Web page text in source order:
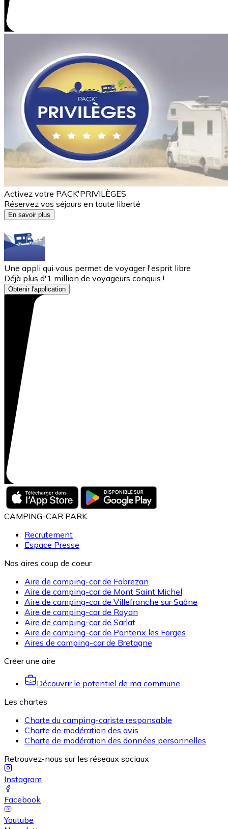
Activez votre PACK'PRIVILÈGES
Réservez vos séjours en toute liberté
En savoir plus
Une appli qui vous permet de voyager l'esprit libre
Déjà plus d'1 million de voyageurs conquis !
Obtenir l'application
CAMPING-CAR PARK
Recrutement
Espace Presse
Nos aires coup de coeur
Aire de camping-car de Fabrezan
Aire de camping-car de Mont Saint Michel
Aire de camping-car de Villefranche sur Saône
Aire de camping-car de Royan
Aire de camping-car de Sarlat
Aire de camping-car de Pontenx les Forges
Aires de camping-car de Bretagne
Créer une aire
Découvrir le potentiel de ma commune
Les chartes
Charte du camping-cariste responsable
Charte de modération des avis
Charte de modération des données personnelles
Retrouvez-nous sur les réseaux sociaux
Instagram
Facebook
Youtube